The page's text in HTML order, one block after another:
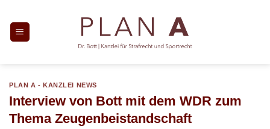
Inhalt
springen
PLAN A - KANZLEI NEWS
Interview von Bott mit dem WDR zum
Thema Zeugenbeistandschaft